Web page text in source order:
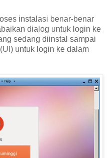
instalasi benar-benar
dialog untuk login ke
sedang diinstal sampai
untuk login ke dalam